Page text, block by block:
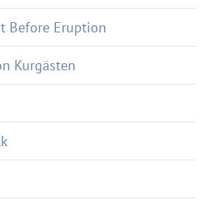
Before Eruption
Kurgästen